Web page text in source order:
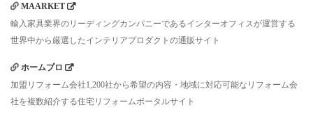
MAARKET
輸入家具業界のリーディングカンパニーであるインターオフィスが運営する
世界中から厳選したインテリアプロダクトの通販サイト
ホームプロ
加盟リフォーム会社1,200社から希望の内容・地域に対応可能なリフォーム会
社を複数紹介する住宅リフォームポータルサイト